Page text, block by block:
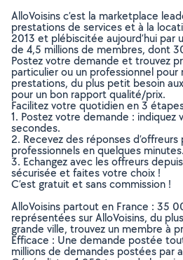
AlloVoisins c’est la marketplace
prestations de services et à la
2013 et plébiscitée aujourd’hui par
de 4,5 millions de membres, dont
Postez votre demande et trouvez
particulier ou un professionnel
prestations, du plus petit besoin
pour un bon rapport qualité/prix.
Facilitez votre quotidien en 3
1. Postez votre demande :
secondes.
2. Recevez des réponses
professionnels en quelques minutes.
3. Echangez avec les offreurs
sécurisée et faites votre choix !
C’est gratuit et sans commission !
AlloVoisins partout en France : 35
représentées sur AlloVoisins, du
grande ville, trouvez un membre à
Efficace : Une demande postée
millions de demandes postées par